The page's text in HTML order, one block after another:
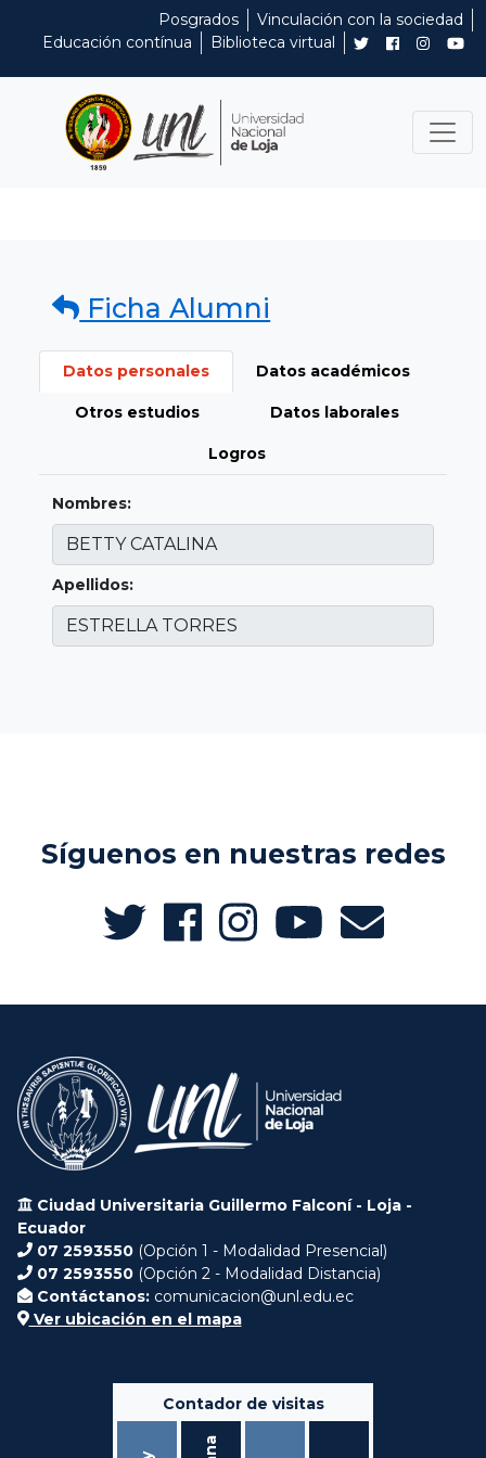
Posgrados
Vinculación con la sociedad
Educación contínua
Biblioteca virtual
Ficha Alumni
Datos personales Datos académicos
Otros estudios Datos laborales
Logros
Nombres:
Apellidos:
Síguenos en nuestras redes
Ciudad Universitaria Guillermo Falconí - Loja -
Ecuador
07 2593550 (Opción 1 - Modalidad Presencial)
07 2593550 (Opción 2 - Modalidad Distancia)
Contáctanos: comunicacion@unl.edu.ec
Ver ubicación en el mapa
Contador de visitas